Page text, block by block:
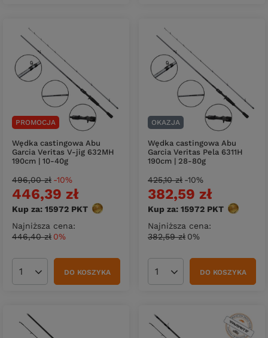
PROMOCJA
Wędka castingowa Abu
Garcia Veritas V-jig 632MH
190cm | 10-40g
446,39 zł
Kup za: 15972 PKT punktów
Najniższa cena:
446,40 zł 0%
496,00 zł -10%
Ilość produktówDO KOSZYKA
OKAZJA
Wędka castingowa Abu
Garcia Veritas Pela 6311H
190cm | 28-80g
382,59 zł
Kup za: 15972 PKT punktów
Najniższa cena:
382,59 zł 0%
425,10 zł -10%
Ilość produktówDO KOSZYKA